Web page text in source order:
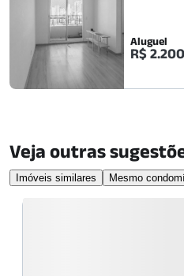
Aluguel
R$ 2.200
Veja outras
Imóveis similares Mesmo